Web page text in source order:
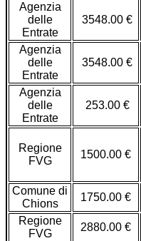
Agenzia
delle
Entrate
3548.00 €
Agenzia
delle
Entrate
3548.00 €
Agenzia
delle
Entrate
253.00 €
Regione
FVG
1500.00 €
Comune di
Chions
1750.00 €
Regione
FVG
2880.00 €